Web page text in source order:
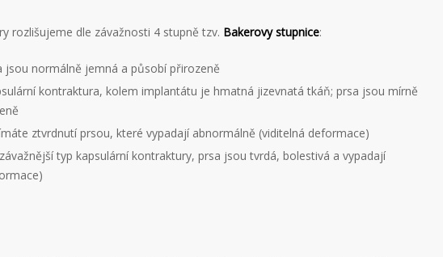
rozlišujeme dle závažnosti 4 stupně tzv. Bakerovy stupnice:
jsou normálně jemná a působí přirozeně
kontraktura, kolem implantátu je hmatná jizevnatá tkáň; prsa jsou mírně
ztvrdnutí prsou, které vypadají abnormálně (viditelná deformace)
typ kapsulární kontraktury, prsa jsou tvrdá, bolestivá a vypadají